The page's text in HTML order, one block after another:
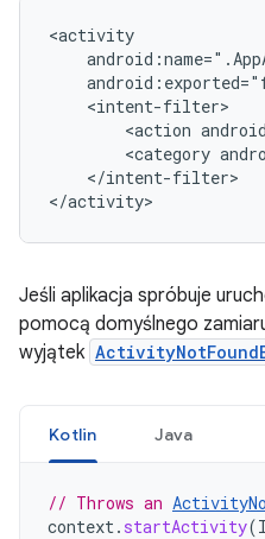
<action
<category
</intent-filter>
Jeśli aplikacja spróbuje
pomocą domyślnego
wyjątek
Kotlin Java
// Throws an
context. startActivity(